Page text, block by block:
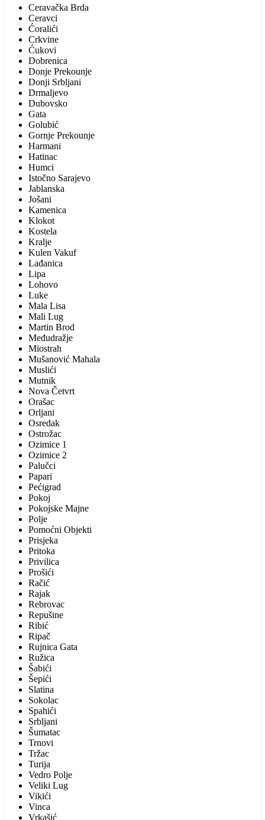
Ceravačka Brda
Ceravci
Ćoralići
Crkvine
Ćukovi
Dobrenica
Donje Prekounje
Donji Srbljani
Drmaljevo
Dubovsko
Gata
Golubić
Gornje Prekounje
Harmani
Hatinac
Humci
Istočno Sarajevo
Jablanska
Jošani
Kamenica
Klokot
Kostela
Kralje
Kulen Vakuf
Lađanica
Lipa
Lohovo
Luke
Mala Lisa
Mali Lug
Martin Brod
Međudražje
Miostrah
Mušanović Mahala
Muslići
Mutnik
Nova Četvrt
Orašac
Orljani
Osredak
Ostrožac
Ozimice 1
Ozimice 2
Palučci
Papari
Pećigrad
Pokoj
Pokojske Majne
Polje
Pomoćni Objekti
Prisjeka
Pritoka
Privilica
Prošići
Račić
Rajak
Rebrovac
Repušine
Ribić
Ripač
Rujnica Gata
Ružica
Šabići
Šepići
Slatina
Sokolac
Spahići
Srbljani
Šumatac
Trnovi
Tržac
Turija
Vedro Polje
Veliki Lug
Vikići
Vinca
Vrkašić